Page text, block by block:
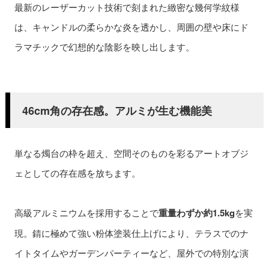
最新のレーザーカット技術で刻まれた緻密な幾何学紋様
は、キャンドルの柔らかな炎を透かし、周囲の壁や床にド
ラマチックで幻想的な陰影を映し出します。
46cm角の存在感。アルミが生む機能美
単なる燭台の枠を超え、空間そのものを彩るアートオブジ
ェとしての存在感を放ちます。
高級アルミニウムを採用することで重量わずか約1.5kgを実
現。錆に極めて強い粉体塗装仕上げにより、テラスでのナ
イトタイムやガーデンパーティーなど、屋外での特別な演